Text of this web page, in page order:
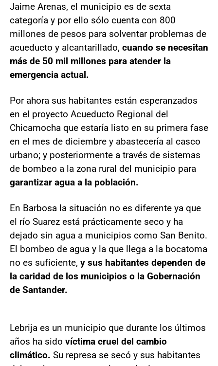
Jaime Arenas, el municipio es de sexta
categoría y por ello sólo cuenta con 800
millones de pesos para solventar problemas de
acueducto y alcantarillado, cuando se necesitan
más de 50 mil millones para atender la
emergencia actual.
Por ahora sus habitantes están esperanzados
en el proyecto Acueducto Regional del
Chicamocha que estaría listo en su primera fase
en el mes de diciembre y abastecería al casco
urbano; y posteriormente a través de sistemas
de bombeo a la zona rural del municipio para
garantizar agua a la población.
En Barbosa la situación no es diferente ya que
el río Suarez está prácticamente seco y ha
dejado sin agua a municipios como San Benito.
El bombeo de agua y la que llega a la bocatoma
no es suficiente, y sus habitantes dependen de
la caridad de los municipios o la Gobernación
de Santander.
Lebrija es un municipio que durante los últimos
años ha sido víctima cruel del cambio
climático. Su represa se secó y sus habitantes